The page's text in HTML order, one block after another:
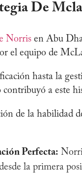
De
Norris en Abu
el equipo de
hasta la
contribuyó a este
de la habilidad
Perfecta:
la primera